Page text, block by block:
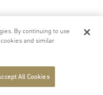
571 41 52
By continuing to use
and similar
All Cookies